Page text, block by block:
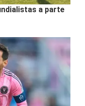
a parte